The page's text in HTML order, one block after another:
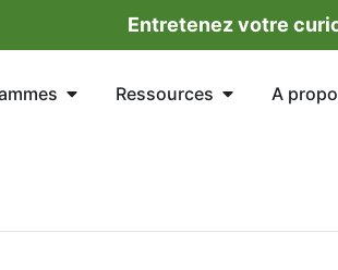
Entretenez votre
Ressources A